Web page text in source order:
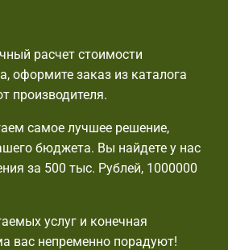
расчет стоимости
оформите заказ из каталога
производителя.
самое лучшее решение,
бюджета. Вы найдете у нас
за 500 тыс. Рублей, 1000000
услуг и конечная
вас непременно порадуют!